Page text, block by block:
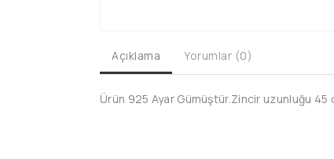
Açıklama Yorumlar (0)
Ürün 925 Ayar Gümüştür.Zincir uzunluğu 45